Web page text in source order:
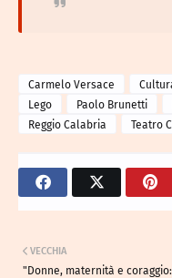
Carmelo Versace
Lego
Paolo Brunetti
Reggio Calabria
Teatro
VECCHIA
"Donne, maternità e coraggio: